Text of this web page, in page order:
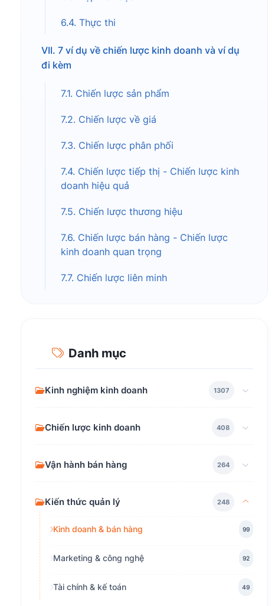
6.4. Thực thi
VII. 7 ví dụ về chiến lược kinh doanh và ví dụ
đi kèm
7.1. Chiến lược sản phẩm
7.2. Chiến lược về giá
7.3. Chiến lược phân phối
7.4. Chiến lược tiếp thị - Chiến lược kinh
doanh hiệu quả
7.5. Chiến lược thương hiệu
7.6. Chiến lược bán hàng - Chiến lược
kinh doanh quan trọng
7.7. Chiến lược liên minh
Danh mục
Kinh nghiệm kinh doanh 1307
Chiến lược kinh doanh 408
Vận hành bán hàng 264
Kiến thức quản lý 248
Kinh doanh & bán hàng 99
Marketing & công nghệ 92
Tài chính & kế toán 49